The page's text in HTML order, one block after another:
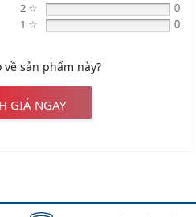
2 ☆ 0
1 ☆ 0
về sản phẩm này?
GIÁ NGAY